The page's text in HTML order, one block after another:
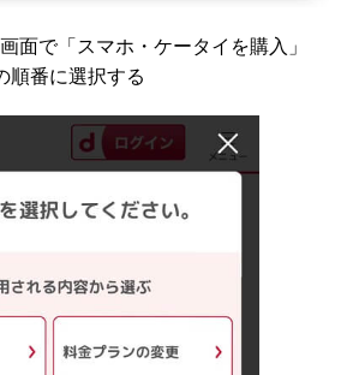
で「スマホ・ケータイを購入」
順番に選択する